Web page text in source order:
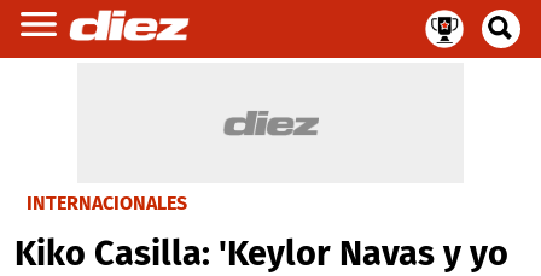
INTERNACIONALES
Kiko Casilla: 'Keylor Navas y yo